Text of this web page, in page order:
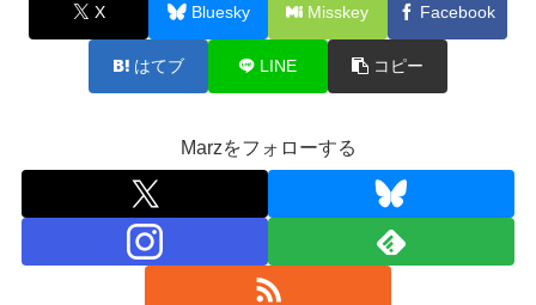
X Bluesky Misskey Facebook
はてブ LINE コピー
Marzをフォローする